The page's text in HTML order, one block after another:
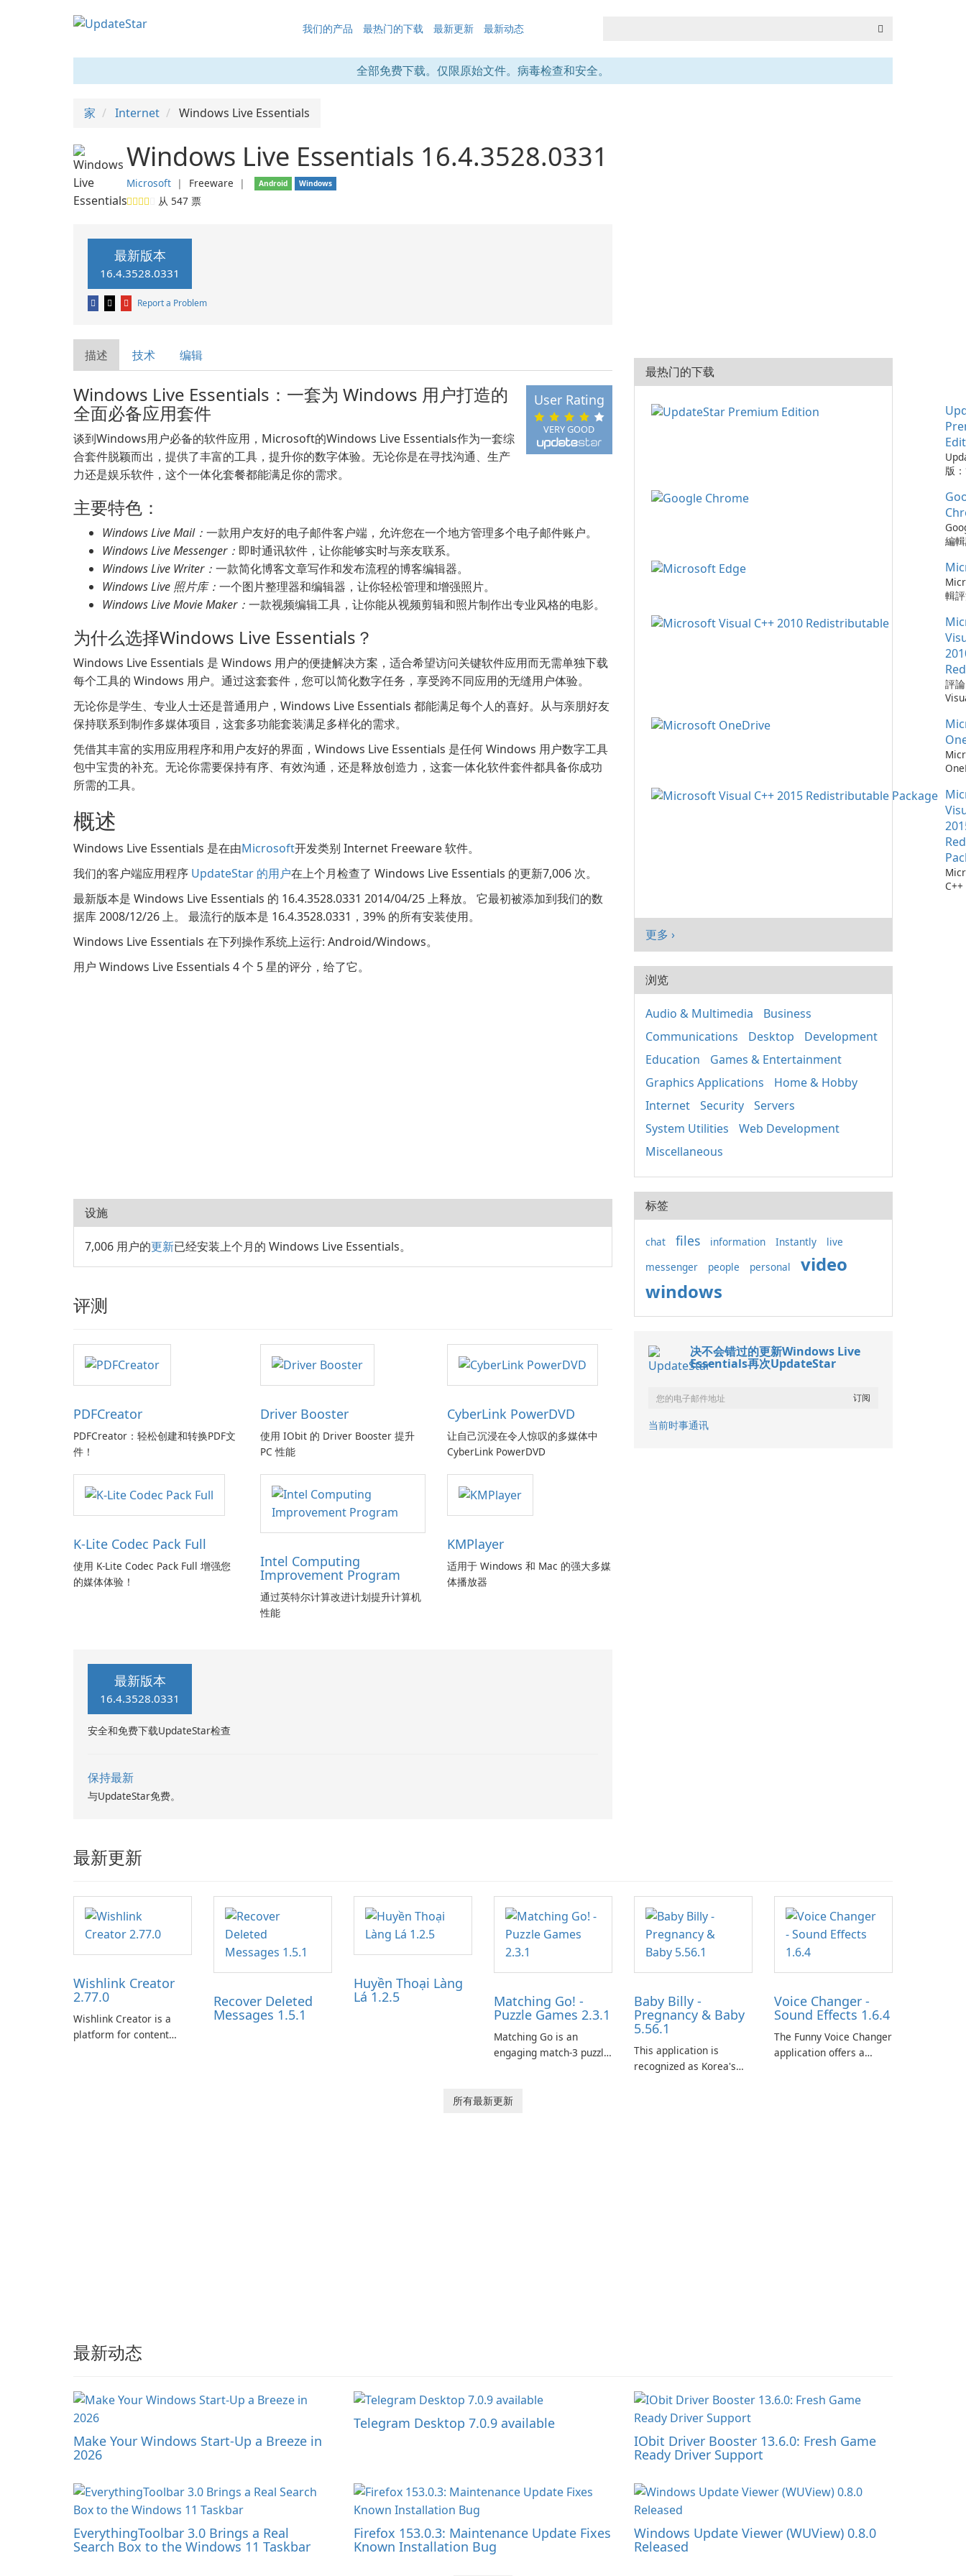
我们的产品 最热门的下载 最新更新 最新动态
全部免费下载。仅限原始文件。病毒检查和安全。
家 Internet Windows Live Essentials
Windows Live Essentials 16.4.3528.0331
Microsoft ❘ Freeware ❘ Android Windows
从 547 票
最新版本
16.4.3528.0331
Report a Problem
描述 技术 编辑
VERY GOOD
User Rating
Windows Live Essentials：一套为 Windows 用户打造的
全面必备应用套件
谈到Windows用户必备的软件应用，Microsoft的Windows Live Essentials作为一套综
合套件脱颖而出，提供了丰富的工具，提升你的数字体验。无论你是在寻找沟通、生产
力还是娱乐软件，这个一体化套餐都能满足你的需求。
主要特色：
Windows Live Mail： 一款用户友好的电子邮件客户端，允许您在一个地方管理多个电子邮件账户。
Windows Live Messenger： 即时通讯软件，让你能够实时与亲友联系。
Windows Live Writer： 一款简化博客文章写作和发布流程的博客编辑器。
Windows Live 照片库： 一个图片整理器和编辑器，让你轻松管理和增强照片。
Windows Live Movie Maker： 一款视频编辑工具，让你能从视频剪辑和照片制作出专业风格的电影。
为什么选择Windows Live Essentials？
Windows Live Essentials 是 Windows 用户的便捷解决方案，适合希望访问关键软件应用而无需单独下载
每个工具的 Windows 用户。通过这套套件，您可以简化数字任务，享受跨不同应用的无缝用户体验。
无论你是学生、专业人士还是普通用户，Windows Live Essentials 都能满足每个人的喜好。从与亲朋好友
保持联系到制作多媒体项目，这套多功能套装满足多样化的需求。
凭借其丰富的实用应用程序和用户友好的界面，Windows Live Essentials 是任何 Windows 用户数字工具
包中宝贵的补充。无论你需要保持有序、有效沟通，还是释放创造力，这套一体化软件套件都具备你成功
所需的工具。
概述
Windows Live Essentials 是在由Microsoft开发类别 Internet Freeware 软件。
我们的客户端应用程序 UpdateStar 的用户在上个月检查了 Windows Live Essentials 的更新7,006 次。
最新版本是 Windows Live Essentials 的 16.4.3528.0331 2014/04/25 上释放。 它最初被添加到我们的数
据库 2008/12/26 上。 最流行的版本是 16.4.3528.0331，39% 的所有安装使用。
Windows Live Essentials 在下列操作系统上运行: Android/Windows。
用户 Windows Live Essentials 4 个 5 星的评分，给了它。
设施
7,006 用户的更新已经安装上个月的 Windows Live Essentials。
评测
PDFCreator
PDFCreator：轻松创建和转换PDF文
件！
Driver Booster
使用 IObit 的 Driver Booster 提升
PC 性能
CyberLink PowerDVD
让自己沉浸在令人惊叹的多媒体中
CyberLink PowerDVD
K-Lite Codec Pack Full
使用 K-Lite Codec Pack Full 增强您
的媒体体验！
Intel Computing
Improvement Program
通过英特尔计算改进计划提升计算机
性能
KMPlayer
适用于 Windows 和 Mac 的强大多媒
体播放器
最新版本
16.4.3528.0331
安全和免费下载UpdateStar检查
保持最新
与UpdateStar免费。
最热门的下载
版
版
工
的
保
可
時
您
容
需
仔
自
會
腦
序
點
它
找
最
擁
編
瀏
速
更
務
旨
高
提
入
現
與
面
及
績
輯
瀏
器
全
深
統
加
能
制
目
創
戶
結
現
效
評
by
發
式
程
件
的
365
流
存
成
務
365
及
更多 ›
浏览
Audio & Multimedia
Business
Communications
Desktop
Development
Education
Games & Entertainment
Graphics Applications
Home & Hobby
Internet
Security
Servers
System Utilities
Web Development
Miscellaneous
标签
chat files information Instantly
live
messenger
people personal
video
windows
决不会错过的更新Windows Live
Essentials再次UpdateStar
当前时事通讯
最新更新
Wishlink Creator
2.77.0
Wishlink Creator is a
platform for content
Recover Deleted
Messages 1.5.1
Huyền Thoại Làng
Lá 1.2.5 Matching Go! -
Puzzle Games 2.3.1
Matching Go is an
engaging match-3 puzzle
her charming corgi,
Baby Billy -
Pregnancy & Baby
5.56.1
This application is
recognized as Korea's
Voice Changer -
Sound Effects 1.6.4
The Funny Voice Changer
application offers a
所有最新更新
最新动态
Make Your Windows Start-Up a Breeze in
2026
Telegram Desktop 7.0.9 available
IObit Driver Booster 13.6.0: Fresh Game
Ready Driver Support
EverythingToolbar 3.0 Brings a Real
Search Box to the Windows 11 Taskbar
Firefox 153.0.3: Maintenance Update Fixes
Known Installation Bug
Windows Update Viewer (WUView) 0.8.0
Released